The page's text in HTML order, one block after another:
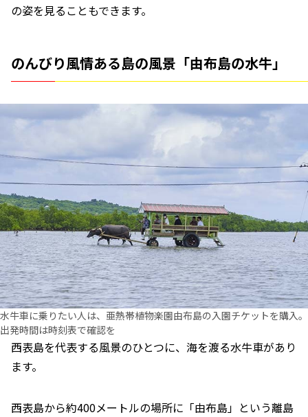
の姿を見ることもできます。
のんびり風情ある島の風景「由布島の水牛」
水牛車に乗りたい人は、亜熱帯植物楽園由布島の入園チケットを購入。
出発時間は時刻表で確認を
西表島を代表する風景のひとつに、海を渡る水牛車があり
ます。
西表島から約400メートルの場所に「由布島」という離島